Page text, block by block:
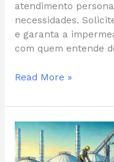
atendimento
necessidades.
e garanta a
com quem entende
Read More »
Fabricação
e
Manutenção